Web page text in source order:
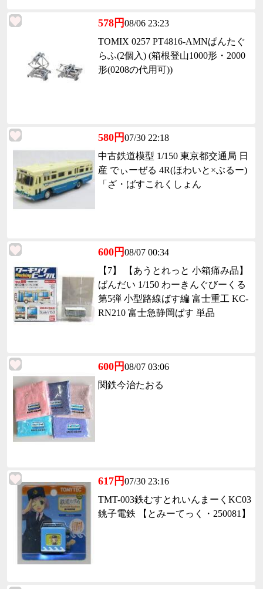
578円08/06 23:23
TOMIX 0257 PT4816-AMNぱんたぐ
らふ(2個入) (箱根登山1000形・2000
形(0208の代用可))
580円07/30 22:18
中古鉄道模型 1/150 東京都交通局 日
産 でぃーぜる 4R(ほわいと×ぶるー)
「ざ・ばすこれくしょん
600円08/07 00:34
【7】 【あうとれっと 小箱痛み品】
ばんだい 1/150 わーきんぐびーくる
第5弾 小型路線ばす編 富士重工 KC-
RN210 富士急静岡ばす 単品
600円08/07 03:06
関鉄今治たおる
617円07/30 23:16
TMT-003鉄むすとれいんまーくKC03
銚子電鉄 【とみーてっく・250081】